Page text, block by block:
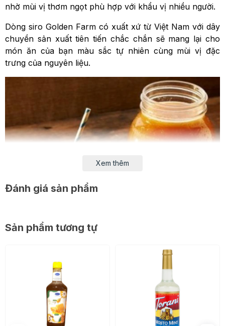
nhờ mùi vị thơm ngọt phù hợp với khẩu vị nhiều người.
Dòng siro Golden Farm có xuất xứ từ Việt Nam với dây
chuyền sản xuất tiên tiến chắc chắn sẽ mang lại cho
món ăn của bạn màu sắc tự nhiên cùng mùi vị đặc
trưng của nguyên liệu.
Thông tin sản phẩm
- Trọng lượng: 2L
Xem thêm
Đánh giá sản phẩm
Sản phẩm tương tự